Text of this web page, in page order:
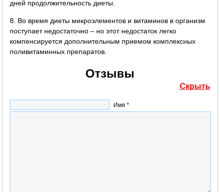
дней продолжительность диеты.
8. Во время диеты микроэлементов и витаминов в организм
поступает недостаточно – но этот недостаток легко
компенсируется дополнительным приемом комплексных
поливитаминных препаратов.
Отзывы
Скрыть
Имя *